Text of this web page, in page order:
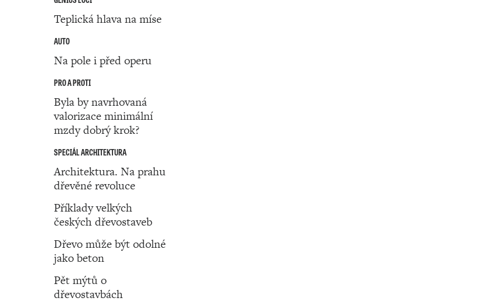
Teplická hlava na míse
AUTO
Na pole i před operu
PRO A PROTI
Byla by navrhovaná
valorizace minimální
mzdy dobrý krok?
SPECIÁL ARCHITEKTURA
Architektura. Na prahu
dřevěné revoluce
Příklady velkých
českých dřevostaveb
Dřevo může být odolné
jako beton
Pět mýtů o
dřevostavbách